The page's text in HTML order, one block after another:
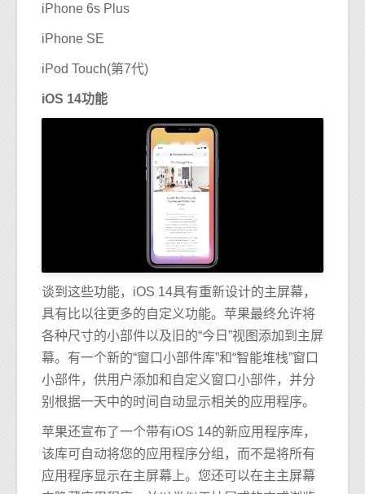
iPhone 6s Plus
iPhone SE
iPod Touch(第7代)
iOS 14功能
谈到这些功能，iOS 14具有重新设计的主屏幕，
具有比以往更多的自定义功能。苹果最终允许将
各种尺寸的小部件以及旧的“今日”视图添加到主屏
幕。有一个新的“窗口小部件库”和“智能堆栈”窗口
小部件，供用户添加和自定义窗口小部件，并分
别根据一天中的时间自动显示相关的应用程序。
苹果还宣布了一个带有iOS 14的新应用程序库，
该库可自动将您的应用程序分组，而不是将所有
应用程序显示在主屏幕上。您还可以在主主屏幕